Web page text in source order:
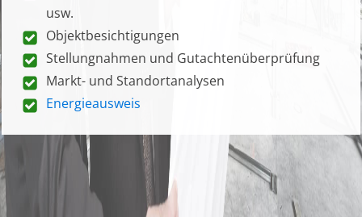
usw.
Objektbesichtigungen
Stellungnahmen und Gutachtenüberprüfung
Markt- und Standortanalysen
Energieausweis